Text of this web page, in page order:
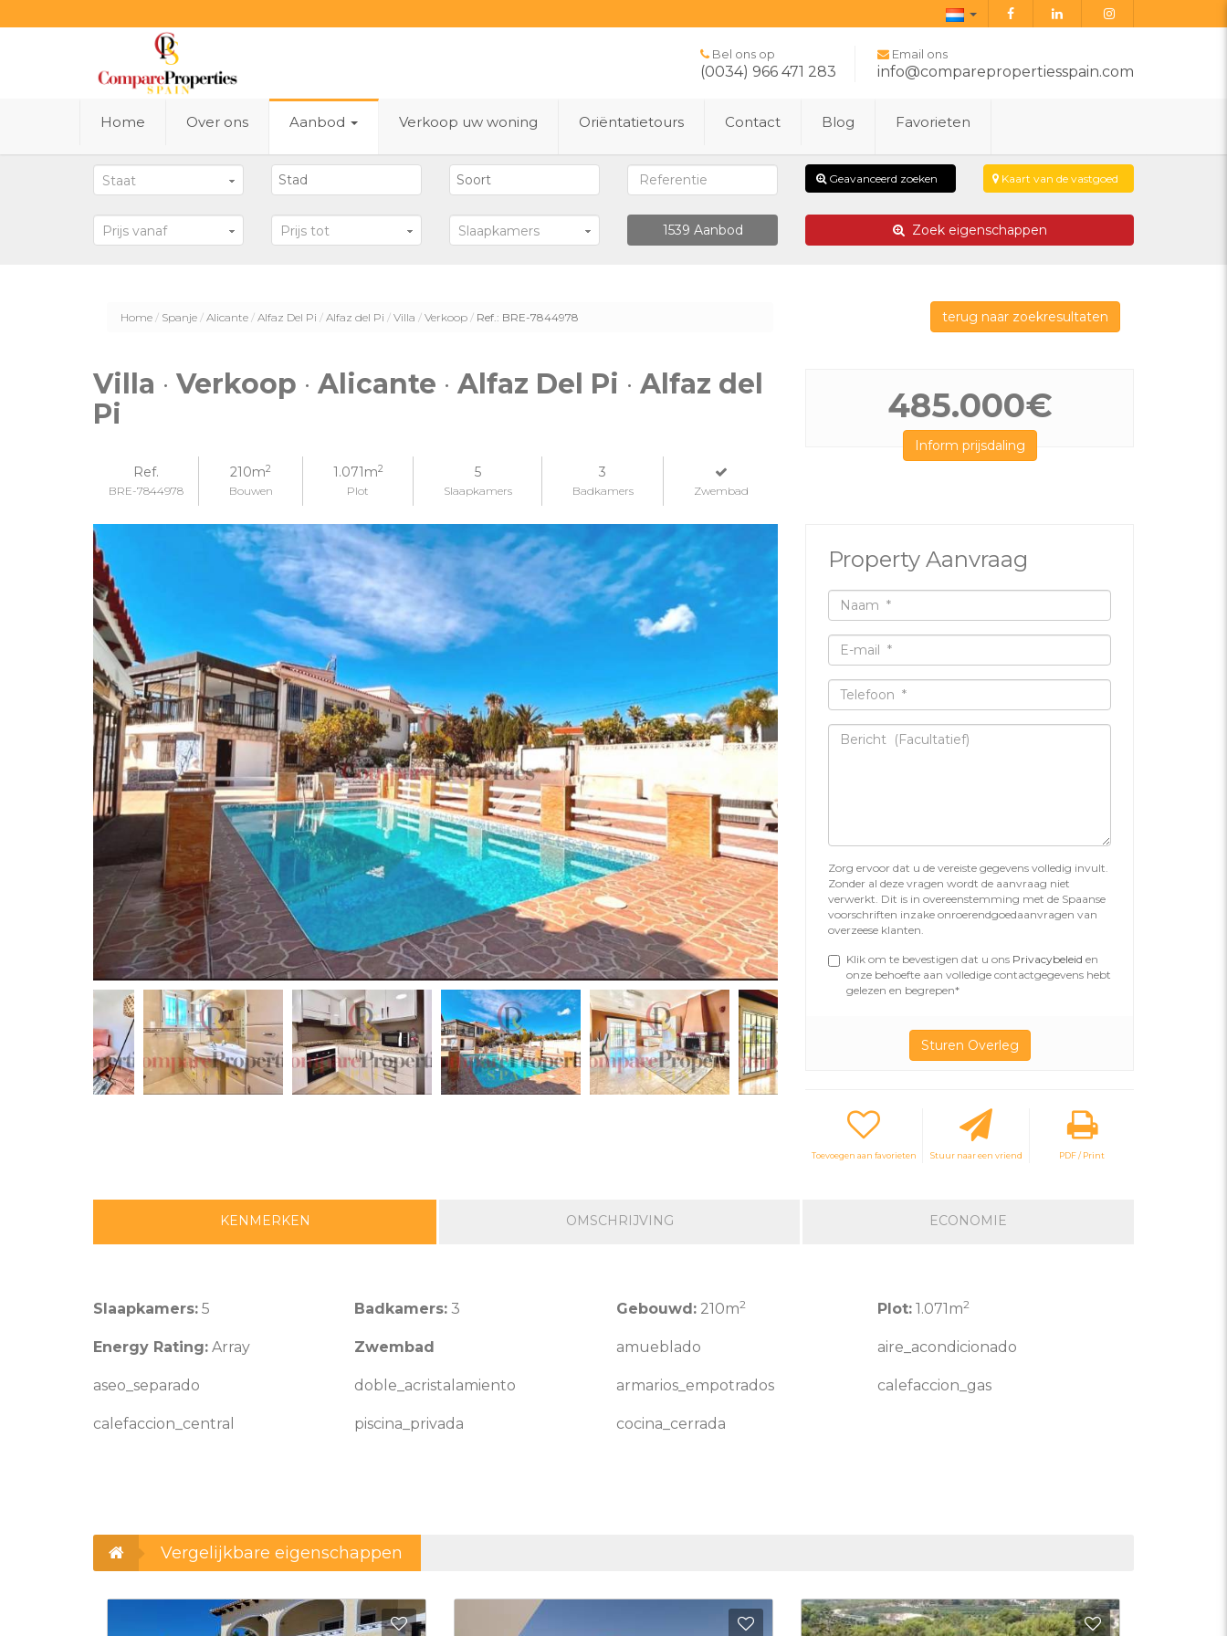
Dutch
Bel ons op
(0034) 966 471 283
Email ons
info@comparepropertiesspain.com
Home Over ons Aanbod Verkoop uw woning Oriëntatietours Contact Blog Favorieten
Staat
Prijs vanaf Prijs tot Slaapkamers 1539 Aanbod
Geavanceerd zoeken Kaart van de vastgoed
Zoek eigenschappen
Home Spanje Alicante Alfaz Del Pi Alfaz del Pi Villa Verkoop Ref.: BRE-7844978 terug naar zoekresultaten
Villa · Verkoop · Alicante · Alfaz Del Pi · Alfaz del
Pi
Ref.
BRE-7844978
210m2
Bouwen
1.071m2
Plot
5
Slaapkamers
3
Badkamers Zwembad
485.000€
Inform prijsdaling
Property Aanvraag
Zorg ervoor dat u de vereiste gegevens volledig invult.
Zonder al deze vragen wordt de aanvraag niet
verwerkt. Dit is in overeenstemming met de Spaanse
voorschriften inzake onroerendgoedaanvragen van
overzeese klanten.
Klik om te bevestigen dat u ons Privacybeleid en
onze behoefte aan volledige contactgegevens hebt
gelezen en begrepen*
Toevoegen aan favorieten Stuur naar een vriend PDF / Print
KENMERKEN OMSCHRIJVING ECONOMIE
Slaapkamers: 5 Badkamers: 3 Gebouwd:210m2 Plot:1.071m2
Energy Rating: Array Zwembad amueblado aire_acondicionado
aseo_separado doble_acristalamiento armarios_empotrados calefaccion_gas
calefaccion_central piscina_privada cocina_cerrada
Vergelijkbare eigenschappen
Toevoegen aan favorieten Toevoegen aan favorieten Toevoegen aan favorieten Toevoegen